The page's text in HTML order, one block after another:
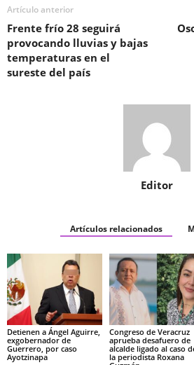
Artículo anterior
Frente frío 28 seguirá
provocando lluvias y bajas
temperaturas en el
sureste del país
Editor
Artículos relacionados
Detienen a Ángel Aguirre,
exgobernador de
Guerrero, por caso
Ayotzinapa
Congreso de Veracruz
aprueba desafuero de
alcalde ligado al caso
la periodista Roxana